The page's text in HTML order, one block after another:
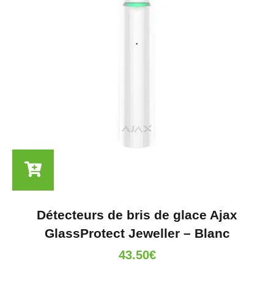
Détecteurs de bris de glace Ajax
GlassProtect Jeweller – Blanc
43.50€